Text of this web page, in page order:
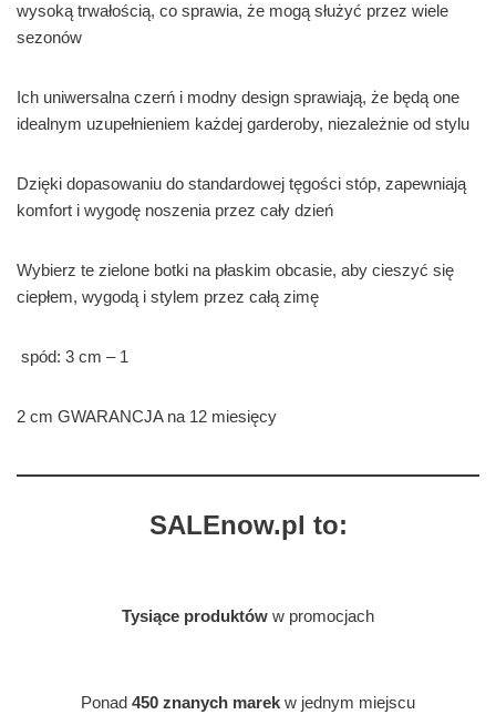
wysoką trwałością, co sprawia, że mogą służyć przez wiele
sezonów
Ich uniwersalna czerń i modny design sprawiają, że będą one
idealnym uzupełnieniem każdej garderoby, niezależnie od stylu
Dzięki dopasowaniu do standardowej tęgości stóp, zapewniają
komfort i wygodę noszenia przez cały dzień
Wybierz te zielone botki na płaskim obcasie, aby cieszyć się
ciepłem, wygodą i stylem przez całą zimę
spód: 3 cm – 1
2 cm GWARANCJA na 12 miesięcy
SALEnow.pl to:
Tysiące produktów w promocjach
Ponad 450 znanych marek w jednym miejscu